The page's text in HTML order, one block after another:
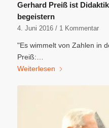
Gerhard Preiß ist
begeistern
4. Juni 2016 / 1 Kommentar
"Es wimmelt von Zahlen in
Preiß:…
Weiterlesen